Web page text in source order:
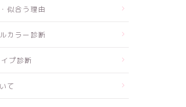
似合う理由
カラー診断
プ診断
て